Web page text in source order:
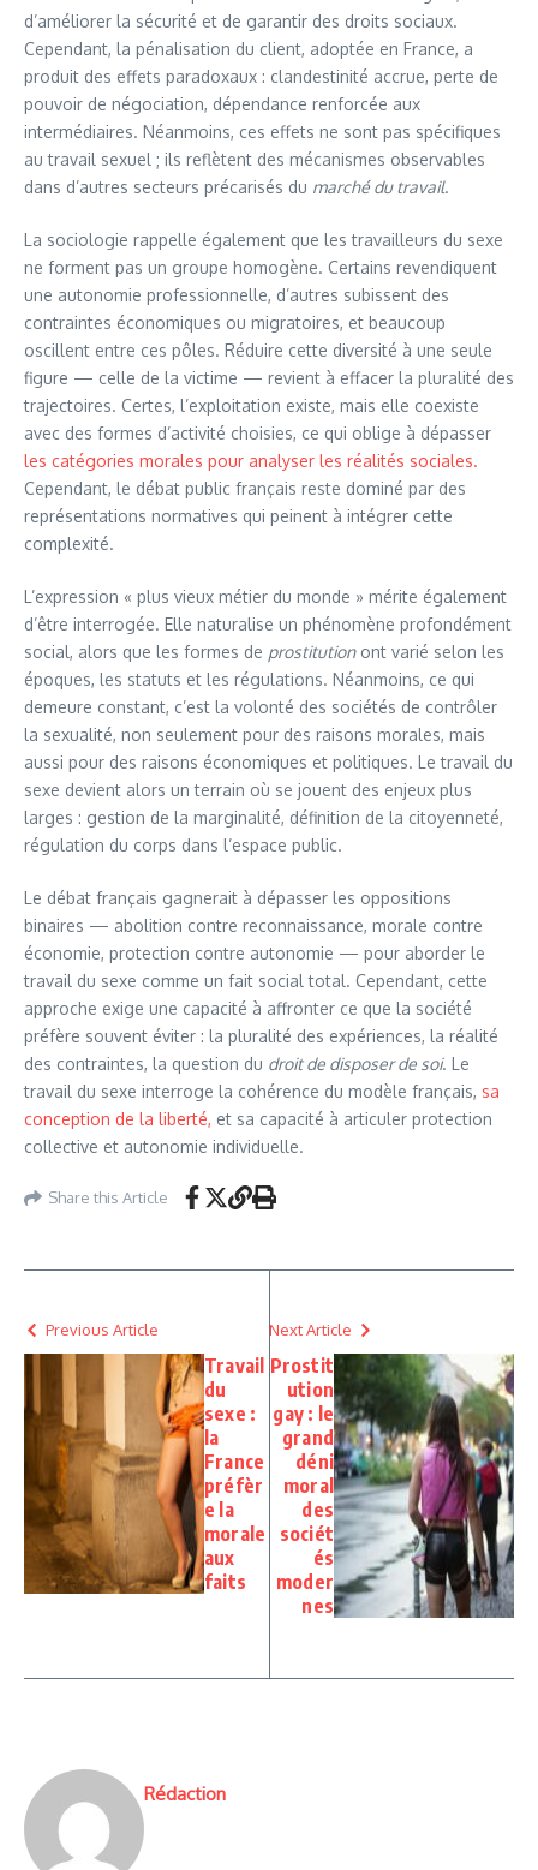
d’améliorer la sécurité et de garantir des droits sociaux.
Cependant, la pénalisation du client, adoptée en France, a
produit des effets paradoxaux : clandestinité accrue, perte de
pouvoir de négociation, dépendance renforcée aux
intermédiaires. Néanmoins, ces effets ne sont pas spécifiques
au travail sexuel ; ils reflètent des mécanismes observables
dans d’autres secteurs précarisés du marché du travail.
La sociologie rappelle également que les travailleurs du sexe
ne forment pas un groupe homogène. Certains revendiquent
une autonomie professionnelle, d’autres subissent des
contraintes économiques ou migratoires, et beaucoup
oscillent entre ces pôles. Réduire cette diversité à une seule
figure — celle de la victime — revient à effacer la pluralité des
trajectoires. Certes, l’exploitation existe, mais elle coexiste
avec des formes d’activité choisies, ce qui oblige à dépasser
les catégories morales pour analyser les réalités sociales.
Cependant, le débat public français reste dominé par des
représentations normatives qui peinent à intégrer cette
complexité.
L’expression « plus vieux métier du monde » mérite également
d’être interrogée. Elle naturalise un phénomène profondément
social, alors que les formes de prostitutionont varié selon les
époques, les statuts et les régulations. Néanmoins, ce qui
demeure constant, c’est la volonté des sociétés de contrôler
la sexualité, non seulement pour des raisons morales, mais
aussi pour des raisons économiques et politiques. Le travail du
sexe devient alors un terrain où se jouent des enjeux plus
larges : gestion de la marginalité, définition de la citoyenneté,
régulation du corps dans l’espace public.
Le débat français gagnerait à dépasser les oppositions
binaires — abolition contre reconnaissance, morale contre
économie, protection contre autonomie — pour aborder le
travail du sexe comme un fait social total. Cependant, cette
approche exige une capacité à affronter ce que la société
préfère souvent éviter : la pluralité des expériences, la réalité
des contraintes, la question du droit de disposer de soi. Le
travail du sexe interroge la cohérence du modèle français, sa
conception de la liberté, et sa capacité à articuler protection
collective et autonomie individuelle.
Share this Article
Previous Article
Travail
du
sexe :
la
France
préfèr
e la
morale
aux
faits
Next Article
Prostit
ution
gay : le
grand
déni
moral
des
sociét
és
moder
nes
Rédaction